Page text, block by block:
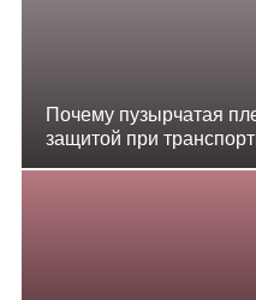
Почему пузырчатая
защитой при